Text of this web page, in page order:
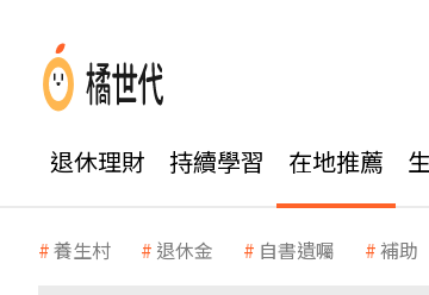
退休理財 持續學習 在地推薦
養生村 退休金 自書遺囑 補助